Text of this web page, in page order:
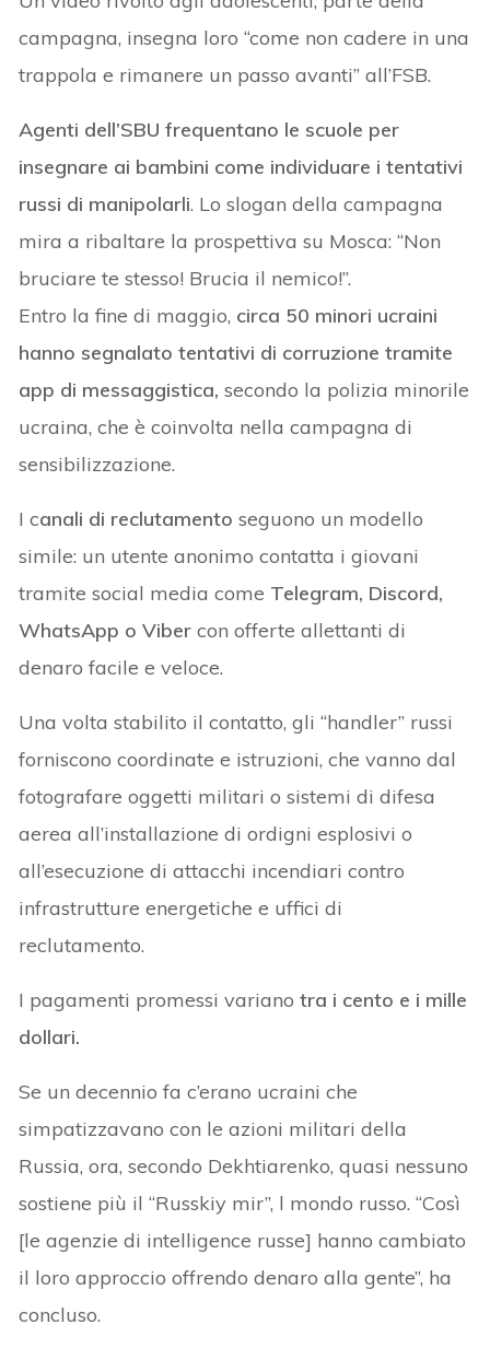
campagna, insegna loro “come non cadere in una
trappola e rimanere un passo avanti” all’FSB.
Agenti dell’SBU frequentano le scuole per
insegnare ai bambini come individuare i tentativi
russi di manipolarli. Lo slogan della campagna
mira a ribaltare la prospettiva su Mosca: “Non
bruciare te stesso! Brucia il nemico!”.
Entro la fine di maggio, circa 50 minori ucraini
hanno segnalato tentativi di corruzione tramite
app di messaggistica, secondo la polizia minorile
ucraina, che è coinvolta nella campagna di
sensibilizzazione.
I canali di reclutamento seguono un modello
simile: un utente anonimo contatta i giovani
tramite social media come Telegram, Discord,
WhatsApp o Vibercon offerte allettanti di
denaro facile e veloce.
Una volta stabilito il contatto, gli “handler” russi
forniscono coordinate e istruzioni, che vanno dal
fotografare oggetti militari o sistemi di difesa
aerea all’installazione di ordigni esplosivi o
all’esecuzione di attacchi incendiari contro
infrastrutture energetiche e uffici di
reclutamento.
I pagamenti promessi variano tra i cento e i mille
dollari.
Se un decennio fa c’erano ucraini che
simpatizzavano con le azioni militari della
Russia, ora, secondo Dekhtiarenko, quasi nessuno
sostiene più il “Russkiy mir”, l mondo russo. “Così
[le agenzie di intelligence russe] hanno cambiato
il loro approccio offrendo denaro alla gente”, ha
concluso.